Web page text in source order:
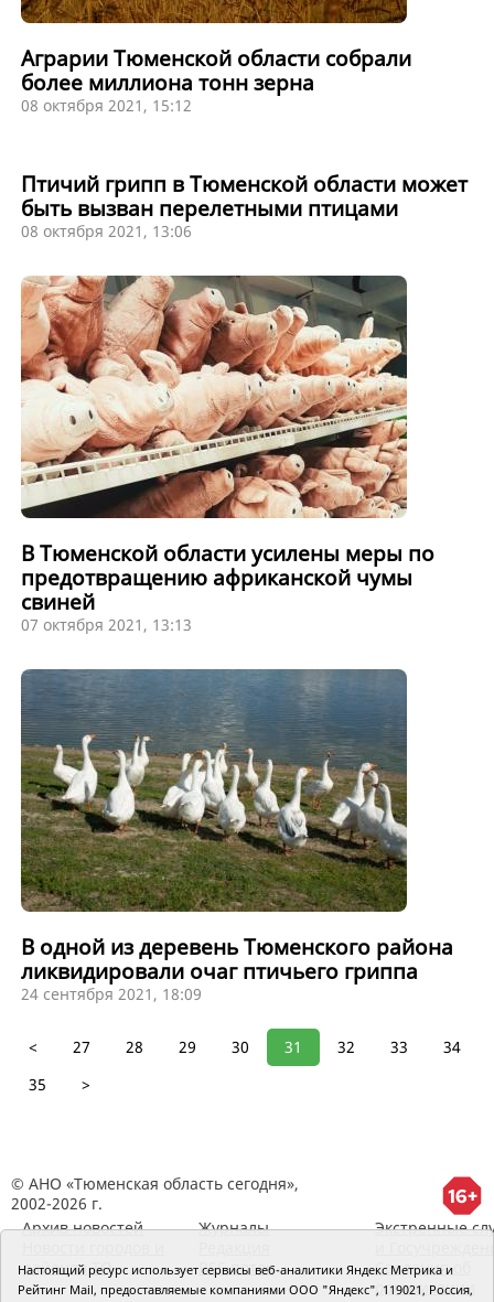
Аграрии Тюменской области собрали
более миллиона тонн зерна
08 октября 2021, 15:12
Птичий грипп в Тюменской области может
быть вызван перелетными птицами
08 октября 2021, 13:06
В Тюменской области усилены меры по
предотвращению африканской чумы
свиней
07 октября 2021, 13:13
В одной из деревень Тюменского района
ликвидировали очаг птичьего гриппа
24 сентября 2021, 18:09
< 27 28 29 30 31 32 33
34
35
>
© АНО «Тюменская область сегодня»,
2002-2026 г.
Архив новостей
районов ТО
Журналы
RSS поток
Экстренные
Сведения об
организации
Настоящий ресурс использует сервисы веб-аналитики Яндекс Метрика и
Рейтинг Mail, предоставляемые компаниями ООО "Яндекс", 119021, Россия,